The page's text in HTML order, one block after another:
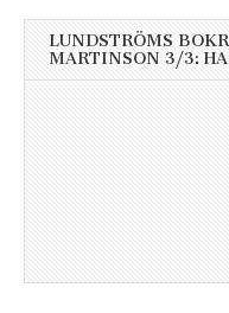
LUNDSTRÖMS
MARTINSON 3/3: